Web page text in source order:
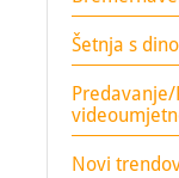
Šetnja s
Novi